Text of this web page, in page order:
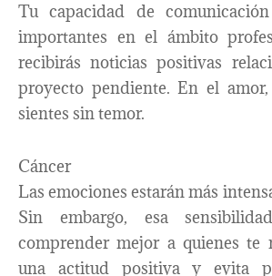
Tu capacidad de
importantes en el ámbito
recibirás noticias positivas
proyecto pendiente. En el
sientes sin temor.
Cáncer
Las emociones estarán más
Sin embargo, esa
comprender mejor a quienes te
una actitud positiva y evita